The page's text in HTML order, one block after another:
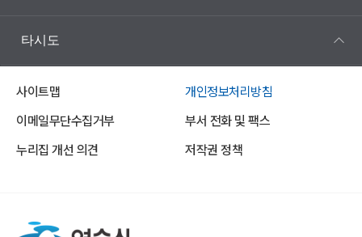
타시도
사이트맵
개인정보처리방침
이메일무단수집거부
부서 전화 및 팩스
누리집 개선 의견
저작권 정책